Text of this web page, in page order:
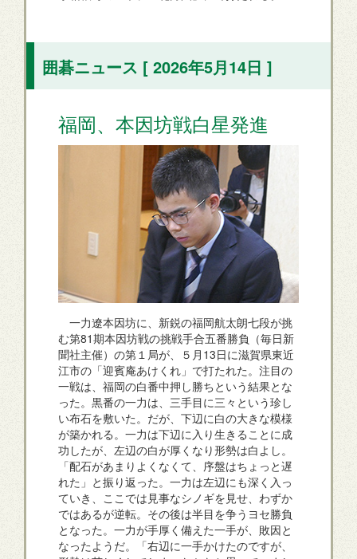
囲碁ニュース [ 2026年5月14日 ]
福岡、本因坊戦白星発進
一力遼本因坊に、新鋭の福岡航太朗七段が挑
む第81期本因坊戦の挑戦手合五番勝負（毎日新
聞社主催）の第１局が、５月13日に滋賀県東近
江市の「迎賓庵あけくれ」で打たれた。注目の
一戦は、福岡の白番中押し勝ちという結果とな
った。黒番の一力は、三手目に三々という珍し
い布石を敷いた。だが、下辺に白の大きな模様
が築かれる。一力は下辺に入り生きることに成
功したが、左辺の白が厚くなり形勢は白よし。
「配石があまりよくなくて、序盤はちょっと遅
れた」と振り返った。一力は左辺にも深く入っ
ていき、ここでは見事なシノギを見せ、わずか
ではあるが逆転。その後は半目を争うヨセ勝負
となった。一力が手厚く備えた一手が、敗因と
なったようだ。「右辺に一手かけたのですが、